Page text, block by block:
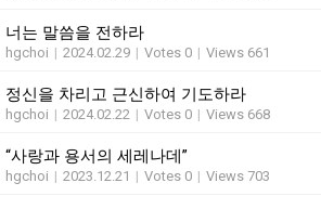
너는 말씀을 전하라
hgchoi | 2024.02.29 | Votes 0 | Views 661
정신을 차리고 근신하여 기도하라
hgchoi | 2024.02.22 | Votes 0 | Views 668
“사랑과 용서의 세레나데”
hgchoi | 2023.12.21 | Votes 0 | Views 703